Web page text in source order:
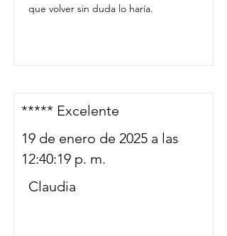
que volver sin duda lo haría.
***** Excelente
19 de enero de 2025 a las
12:40:19 p. m.
Claudia